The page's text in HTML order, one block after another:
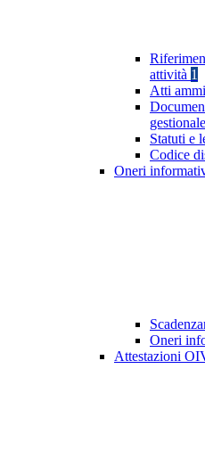
attività 1
Atti
gestionale
Statuti e
Codice
Oneri
Oneri
Attestazioni